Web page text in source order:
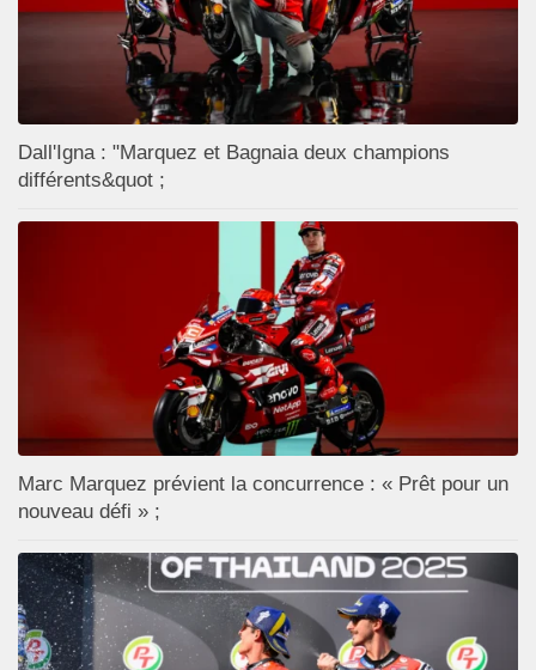
Dall'Igna : "Marquez et Bagnaia deux champions
différents&quot ;
Marc Marquez prévient la concurrence : « Prêt pour un
nouveau défi » ;